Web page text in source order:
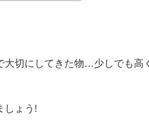
大切にしてきた物…少しでも高
しょう!